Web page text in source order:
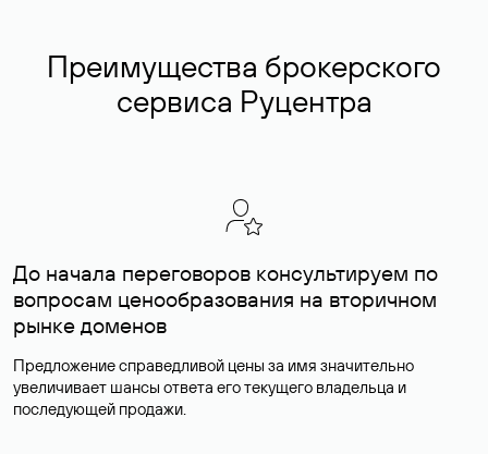
Преимущества брокерского
сервиса Руцентра
До начала переговоров консультируем по
вопросам ценообразования на вторичном
рынке доменов
Предложение справедливой цены за имя значительно
увеличивает шансы ответа его текущего владельца и
последующей продажи.